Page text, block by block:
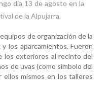
día 13 de agosto en la
de la Alpujarra.
de organización de la
los aparcamientos. Fueron
los exteriores al recinto del
de uvas (como símbolo del
mismos en los talleres